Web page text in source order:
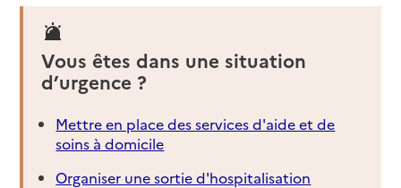
Vous êtes dans une situation
d’urgence ?
Mettre en place des services d'aide et de
soins à domicile
Organiser une sortie d'hospitalisation